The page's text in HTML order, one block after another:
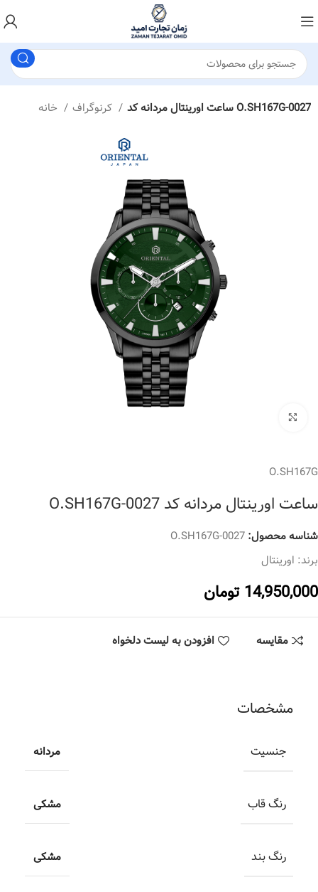
کرنوگراف ساعت اورینتال مردانه کد O.SH167G-0027
O.SH167G
ساعت اورینتال مردانه کد O.SH167G-0027
شناسه محصول:O.SH167G-0027
برند: اورینتال
14,950,000 تومان
مقایسه افزودن به لیست دلخواه
مشخصات
جنسیت مردانه
رنگ قاب مشکی
رنگ بند مشکی